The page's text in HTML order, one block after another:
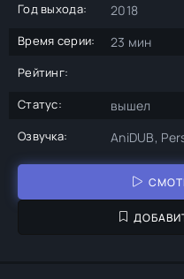
Год выхода: 2018
Время серии: 23 мин
Рейтинг:
Статус:
вышел
Озвучка: AniDUB,